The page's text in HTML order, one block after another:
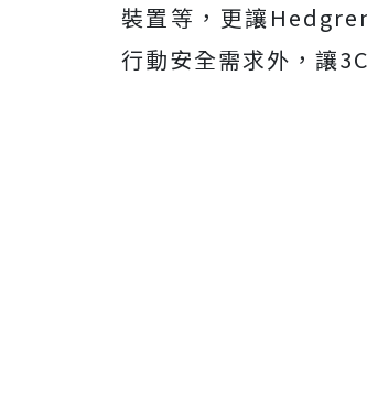
裝置等，更讓
行動安全需求外，讓